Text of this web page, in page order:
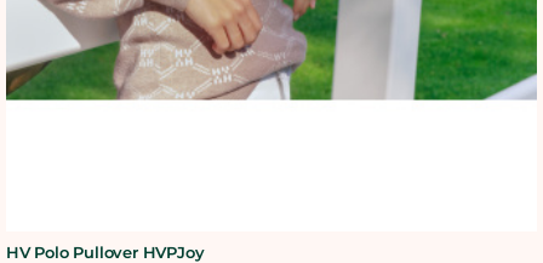
HV Polo Pullover HVPJoy